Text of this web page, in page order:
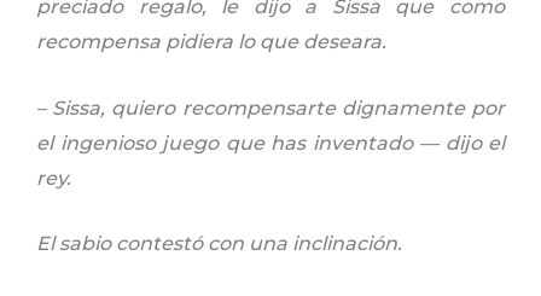
preciado regalo, le dijo a Sissa que como
recompensa pidiera lo que deseara.
– Sissa, quiero recompensarte dignamente por
el ingenioso juego que has inventado — dijo el
rey.
El sabio contestó con una inclinación.